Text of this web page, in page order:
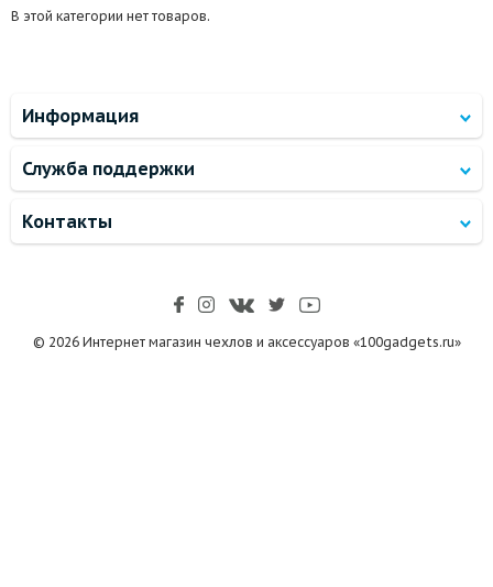
В этой категории нет товаров.
Информация
Служба поддержки
Контакты
© 2026 Интернет магазин чехлов и аксессуаров «100gadgets.ru»